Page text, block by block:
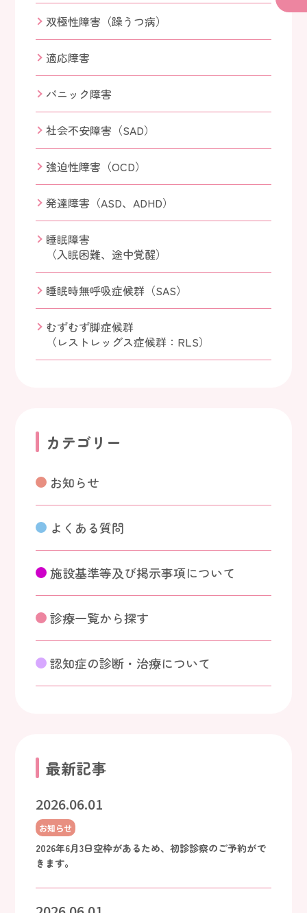
双極性障害（躁うつ病）
適応障害
パニック障害
社会不安障害（SAD）
強迫性障害（OCD）
発達障害（ASD、ADHD）
睡眠障害
（入眠困難、途中覚醒）
睡眠時無呼吸症候群（SAS）
むずむず脚症候群
（レストレッグス症候群：RLS）
カテゴリー
お知らせ
よくある質問
施設基準等及び掲示事項について
診療一覧から探す
認知症の診断・治療について
最新記事
2026.06.01
お知らせ
2026年6月3日空枠があるため、初診診察のご予約がで
きます。